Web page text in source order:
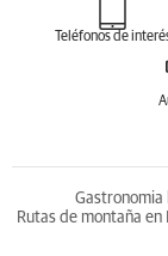
Teléfonos de
Gastronomia
Rutas de montaña en